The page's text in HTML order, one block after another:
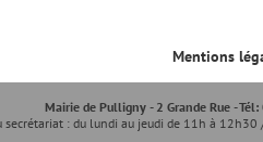
Mentions
Mairie de Pulligny - 2 Grande Rue -
secrétariat : du lundi au jeudi de 11h à